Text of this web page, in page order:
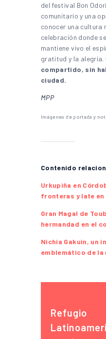
del festival Bon
comunitario y una
conocer una cultura
celebración donde
mantiene vivo el
gratitud y la alegría.
compartido, sin
ciudad.
MPP
Imágenes de portada y
Contenido
Urkupiña en
fronteras y late en
Gran Magal de
hermandad en el
Nichia Gakuin, un
emblemático de
Refugio